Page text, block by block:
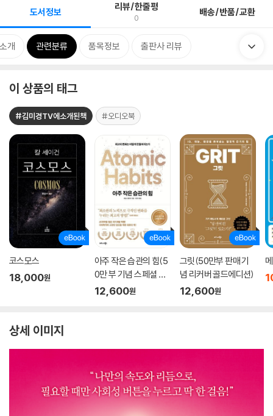
도서정보 리뷰/한줄평
0 배송/반품/교환
개 관련분류 품목정보 출판사 리뷰
이 상품의 태그
#김미경TV에소개된책 #오디오북
코스모스
18,000원
아주 작은 습관의 힘(5
0만 부 기념 스페셜 에
디션)
12,600원
그릿(50만부 판매 기
념 리커버 골드에디션)
12,600원
상세 이미지